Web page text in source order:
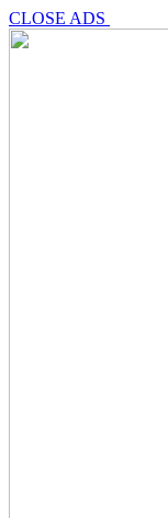
CLOSE ADS